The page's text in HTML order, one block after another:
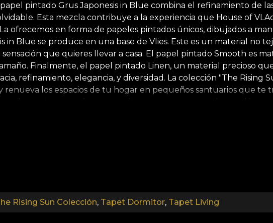
pintado Grus Japonesis in Blue combina el refinamiento de
Esta mezcla contribuye a la experiencia que House of
ofrecemos en forma de papeles pintados únicos, dibujados a
in Blue se produce en una base de Vlies. Este es un material no
que quieres llevar a casa. El papel pintado Smooth es
Finalmente, el papel pintado Linen, un material precioso
refinamiento, elegancia, y diversidad. La colección "The
los espacios de tu hogar en pequeños santuarios que te
sombreadas e iluminadas en colores audaces y llamativos, y
armoniosas y pinturas del estilo oriental, reflejando la
Rising Sun Colección, Tapet Dormitor, Tapet Living